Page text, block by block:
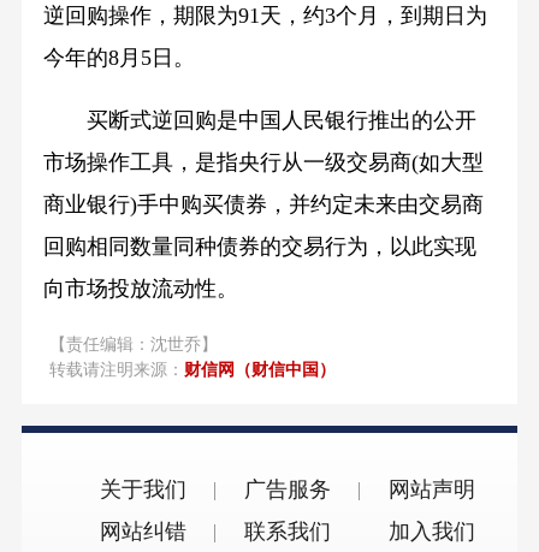
逆回购操作，期限为91天，约3个月，到期日为
今年的8月5日。
买断式逆回购是中国人民银行推出的公开
市场操作工具，是指央行从一级交易商(如大型
商业银行)手中购买债券，并约定未来由交易商
回购相同数量同种债券的交易行为，以此实现
向市场投放流动性。
【责任编辑：沈世乔】
转载请注明来源： 财信网（财信中国）
关于我们 广告服务
网站声明
网站纠错
联系我们 加入我们